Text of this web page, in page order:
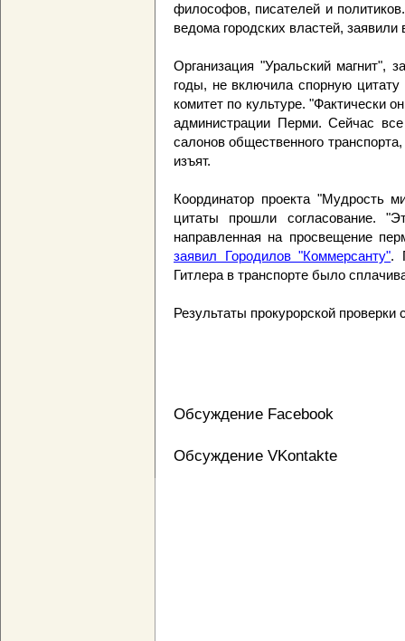
философов, писателей и
ведома городских властей, заявили
Организация "Уральский магнит",
годы, не включила спорную цитату
комитет по культуре. "Фактически
администрации Перми. Сейчас
салонов общественного
изъят.
Координатор проекта "Мудрость
цитаты прошли согласование.
направленная на просвещение
заявил Городилов "Коммерсанту".
Гитлера в транспорте было
Результаты прокурорской
Обсуждение Facebook
Обсуждение VKontakte